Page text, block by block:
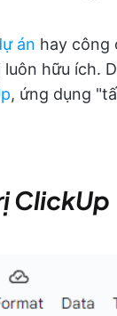
án hay công
hữu ích.
, ứng dụng
ClickUp